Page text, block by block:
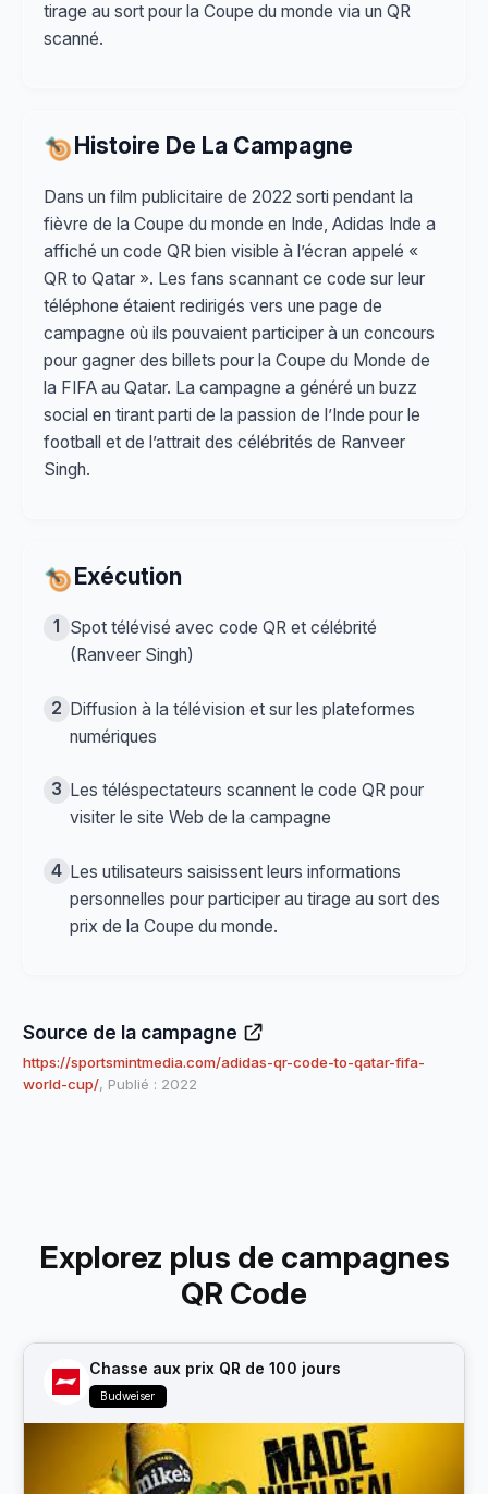
tirage au sort pour la Coupe du monde via un QR
scanné.
Histoire De La Campagne
Dans un film publicitaire de 2022 sorti pendant la
fièvre de la Coupe du monde en Inde, Adidas Inde a
affiché un code QR bien visible à l’écran appelé «
QR to Qatar ». Les fans scannant ce code sur leur
téléphone étaient redirigés vers une page de
campagne où ils pouvaient participer à un concours
pour gagner des billets pour la Coupe du Monde de
la FIFA au Qatar. La campagne a généré un buzz
social en tirant parti de la passion de l’Inde pour le
football et de l’attrait des célébrités de Ranveer
Singh.
Exécution
1
Spot télévisé avec code QR et célébrité
(Ranveer Singh)
2 Diffusion à la télévision et sur les plateformes
numériques
3 Les téléspectateurs scannent le code QR pour
visiter le site Web de la campagne
4 Les utilisateurs saisissent leurs informations
personnelles pour participer au tirage au sort des
prix de la Coupe du monde.
Source de la campagne
https://sportsmintmedia.com/adidas-qr-code-to-qatar-fifa-
world-cup/, Publié : 2022
Explorez plus de campagnes
QR Code
Chasse aux prix QR de 100 jours
Budweiser